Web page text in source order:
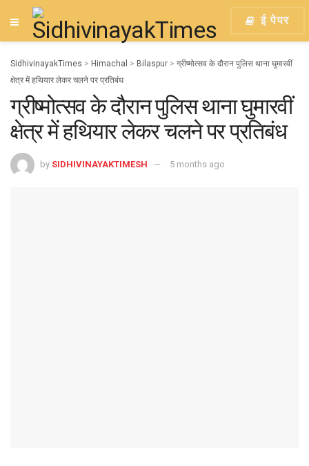
ई पेपर
SidhivinayakTimes > Himachal > Bilaspur > ग्रीष्मोत्सव के दौरान पुलिस थाना घुमारवीं
क्षेत्र में हथियार लेकर चलने पर प्रतिबंध
ग्रीष्मोत्सव के दौरान पुलिस थाना घुमारवीं
क्षेत्र में हथियार लेकर चलने पर प्रतिबंध
by SIDHIVINAYAKTIMESH 5 months ago